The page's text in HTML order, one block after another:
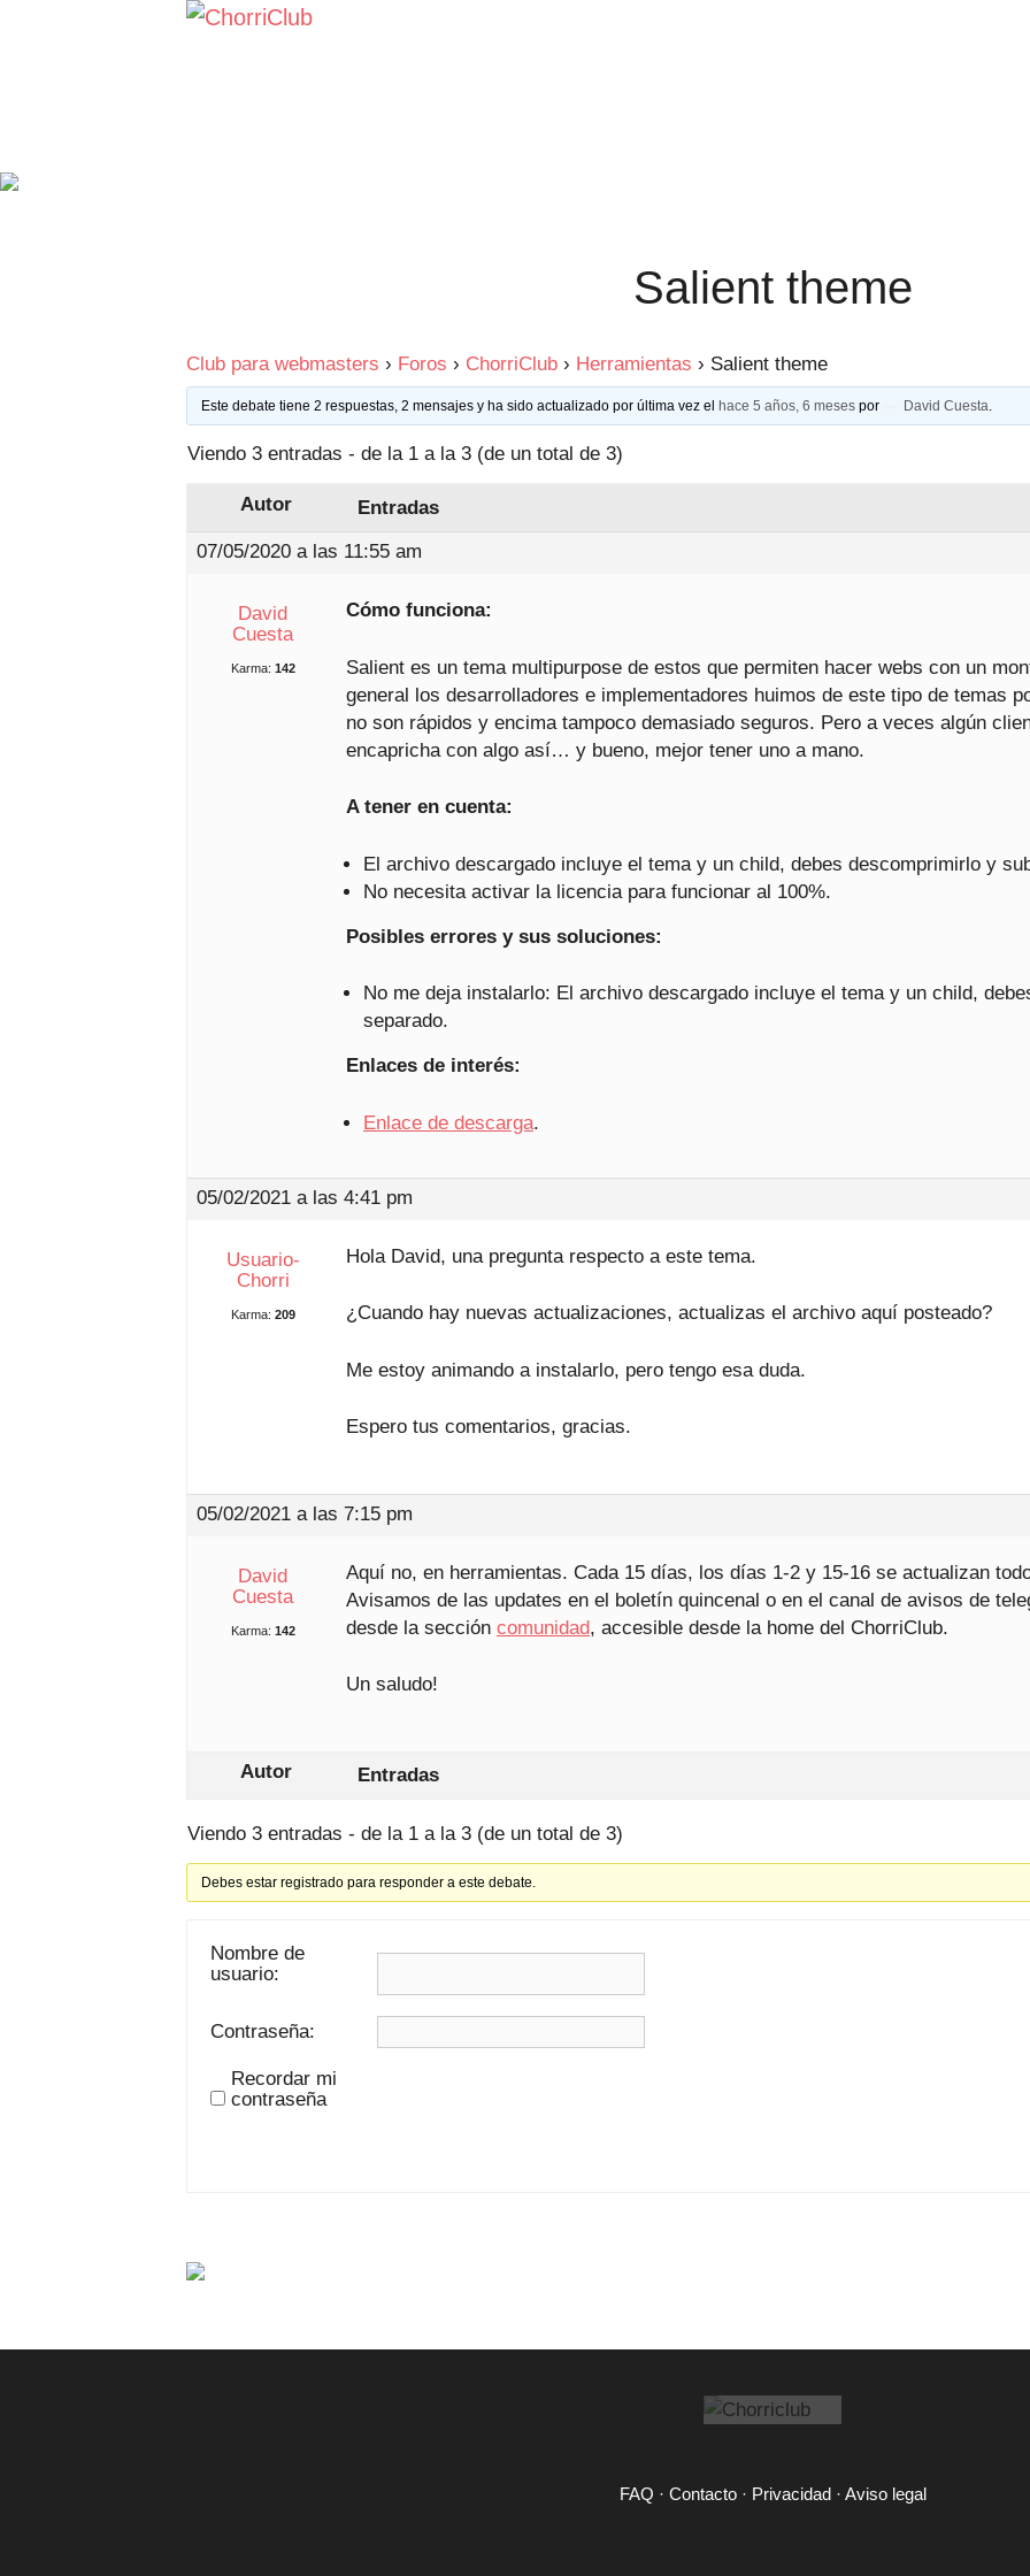
Salient theme
Club para webmasters › Foros › ChorriClub › Herramientas › Salient theme
Este debate tiene 2 respuestas, 2 mensajes y ha sido actualizado por última vez el hace 5 años, 6 meses por David Cuesta.
Viendo 3 entradas - de la 1 a la 3 (de un total de 3)
Autor
Entradas
07/05/2020 a las 11:55 am
David
Cuesta
Karma: 142
Cómo funciona:
Salient es un tema multipurpose de estos que permiten hacer webs con un
general los desarrolladores e implementadores huimos de este tipo de temas
no son rápidos y encima tampoco demasiado seguros. Pero a veces algún
encapricha con algo así… y bueno, mejor tener uno a mano.
A tener en cuenta:
El archivo descargado incluye el tema y un child, debes descomprimirlo y
No necesita activar la licencia para funcionar al 100%.
Posibles errores y sus soluciones:
No me deja instalarlo: El archivo descargado incluye el tema y un child,
separado.
Enlaces de interés:
Enlace de descarga.
05/02/2021 a las 4:41 pm
Usuario-
Chorri
Karma: 209
Hola David, una pregunta respecto a este tema.
¿Cuando hay nuevas actualizaciones, actualizas el archivo aquí posteado?
Me estoy animando a instalarlo, pero tengo esa duda.
Espero tus comentarios, gracias.
05/02/2021 a las 7:15 pm
David
Cuesta
Karma: 142
Aquí no, en herramientas. Cada 15 días, los días 1-2 y 15-16 se actualizan
Avisamos de las updates en el boletín quincenal o en el canal de avisos de
desde la sección comunidad, accesible desde la home del ChorriClub.
Un saludo!
Autor Entradas
Viendo 3 entradas - de la 1 a la 3 (de un total de 3)
Debes estar registrado para responder a este debate.
Nombre de
usuario:
Contraseña:
Recordar mi
contraseña
FAQ · Contacto· Privacidad· Aviso legal